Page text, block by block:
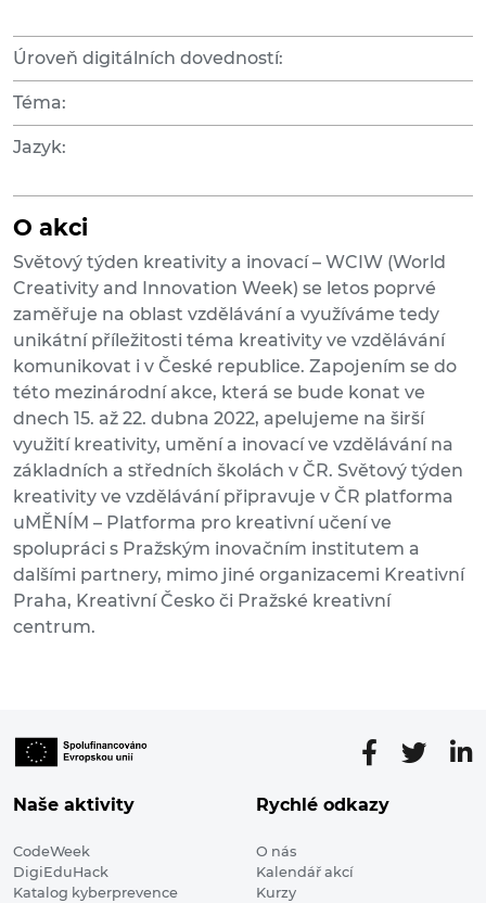
Úroveň digitálních dovedností:
Téma:
Jazyk:
O akci
Světový týden kreativity a inovací – WCIW (World
Creativity and Innovation Week) se letos poprvé
zaměřuje na oblast vzdělávání a využíváme tedy
unikátní příležitosti téma kreativity ve vzdělávání
komunikovat i v České republice. Zapojením se do
této mezinárodní akce, která se bude konat ve
dnech 15. až 22. dubna 2022, apelujeme na širší
využití kreativity, umění a inovací ve vzdělávání na
základních a středních školách v ČR. Světový týden
kreativity ve vzdělávání připravuje v ČR platforma
uMĚNÍM – Platforma pro kreativní učení ve
spolupráci s Pražským inovačním institutem a
dalšími partnery, mimo jiné organizacemi Kreativní
Praha, Kreativní Česko či Pražské kreativní
centrum.
Naše aktivity
CodeWeek
DigiEduHack
Katalog kyberprevence
Rychlé odkazy
O nás
Kalendář akcí
Kurzy